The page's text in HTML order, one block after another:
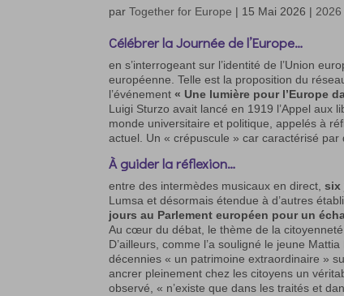
parTogether for Europe | 15 Mai 2026 |
Célébrer la Journée de l’Europe…
en s’interrogeant sur l’identité de l’Union
européenne. Telle est la proposition du
l’événement« Une lumière pour l’Europe
Luigi Sturzo avait lancé en 1919 l’Appel aux
monde universitaire et politique, appelés à
actuel. Un « crépuscule » car caractérisé par
À guider la réflexion…
entre des intermèdes musicaux en direct,six
Lumsa et désormais étendue à d’autres
jours au Parlement européen pour un
Au cœur du débat, le thème de la
D’ailleurs, comme l’a souligné le jeune
décennies « un patrimoine extraordinaire »
ancrer pleinement chez les citoyens un
observé, « n’existe que dans les traités et